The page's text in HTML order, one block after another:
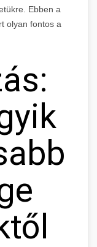
Ebben a
olyan fontos a